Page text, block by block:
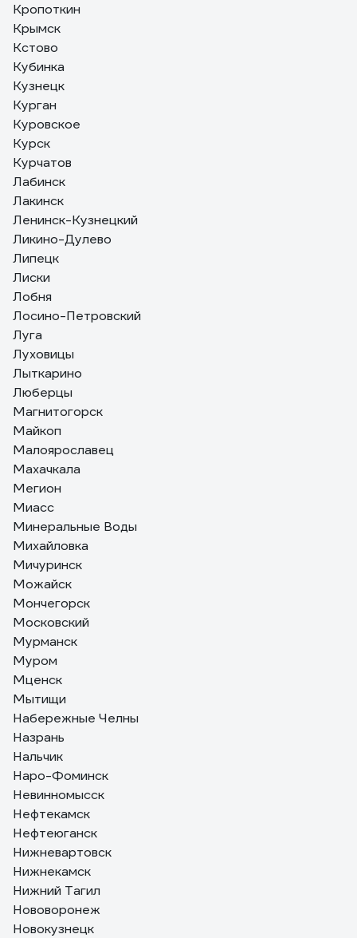
Кропоткин
Крымск
Кстово
Кубинка
Кузнецк
Курган
Куровское
Курск
Курчатов
Лабинск
Лакинск
Ленинск-Кузнецкий
Ликино-Дулево
Липецк
Лиски
Лобня
Лосино-Петровский
Луга
Луховицы
Лыткарино
Люберцы
Магнитогорск
Майкоп
Малоярославец
Махачкала
Мегион
Миасс
Минеральные Воды
Михайловка
Мичуринск
Можайск
Мончегорск
Московский
Мурманск
Муром
Мценск
Мытищи
Набережные Челны
Назрань
Нальчик
Наро-Фоминск
Невинномысск
Нефтекамск
Нефтеюганск
Нижневартовск
Нижнекамск
Нижний Тагил
Нововоронеж
Новокузнецк